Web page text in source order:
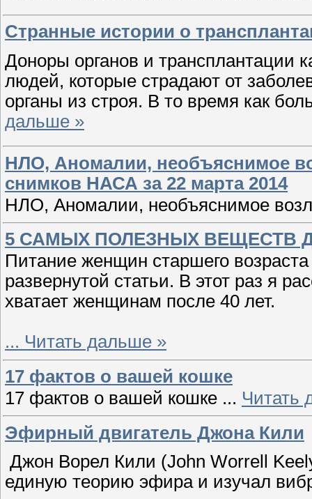
Странные истории о
Доноры органов и трансплантации
людей, которые страдают от
органы из строя. В то время как
дальше »
НЛО, Аномалии, необъяснимое
снимков НАСА за 22 марта 2014
НЛО, Аномалии, необъяснимое
5 САМЫХ ПОЛЕЗНЫХ ВЕЩЕСТВ
Питание женщин старшего
развернутой статьи. В этот раз я
хватает женщинам после 40 лет.
... Читать дальше »
17 фактов о вашей кошке
17 фактов о вашей кошке ... Читать
Эфирный двигатель Джона Кили
Джон Ворел Кили (John Worrell
единую теорию эфира и изучал